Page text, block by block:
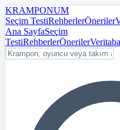
KRAMPONUM
Seçim TestiRehberlerÖneriler
Ana SayfaSeçim
TestiRehberlerÖneriler